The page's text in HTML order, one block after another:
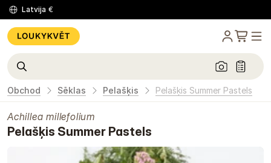
Latvija €
Obchod Sēklas Pelašķis Pelašķis Summer Pastels
Achillea millefolium
Pelašķis Summer Pastels